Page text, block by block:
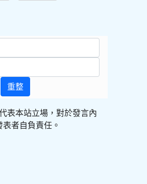
重整
表本站立場，對於發言內
表者自負責任。